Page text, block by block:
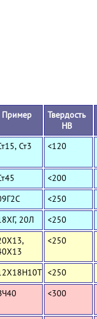
Пример
Твердость
HB
Ст3 <120
<200
<250
20Л <250
<250
<250
<300